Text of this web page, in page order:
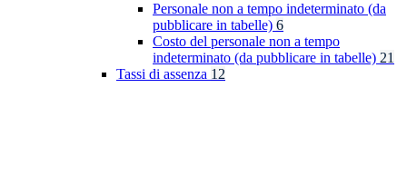
Personale non a tempo indeterminato (da
pubblicare in tabelle) 6
Costo del personale non a tempo
indeterminato (da pubblicare in tabelle) 21
Tassi di assenza 12